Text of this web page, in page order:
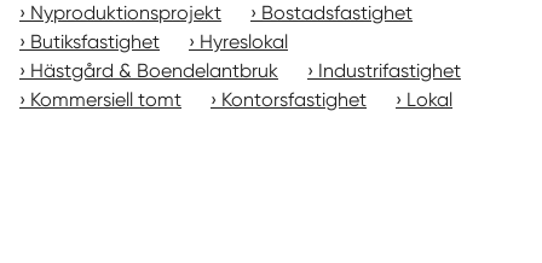
Nyproduktionsprojekt
Bostadsfastighet
Butiksfastighet
Hyreslokal
Hästgård & Boendelantbruk
Industrifastighet
Kommersiell tomt
Kontorsfastighet Lokal